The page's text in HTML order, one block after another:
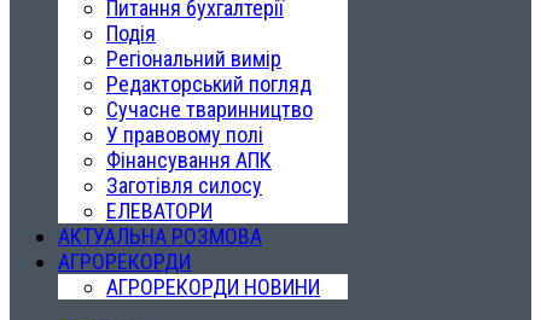
Питання бухгалтерії
Подія
Регіональний вимір
Редакторський погляд
Сучасне тваринництво
У правовому полі
Фінансування АПК
Заготівля силосу
ЕЛЕВАТОРИ
АКТУАЛЬНА РОЗМОВА
АГРОРЕКОРДИ
АГРОРЕКОРДИ НОВИНИ